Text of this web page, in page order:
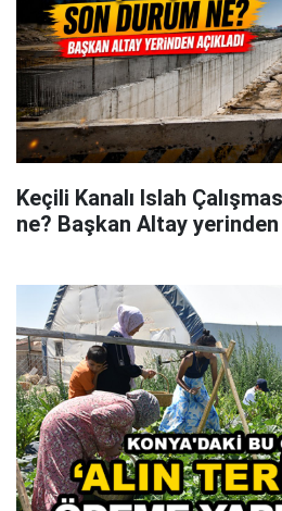
Keçili Kanalı Islah
ne? Başkan Altay yerinden